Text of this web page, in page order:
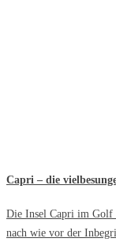
Capri – die
Die Insel Capri im Golf
nach wie vor der